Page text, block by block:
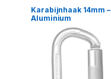
Karabijnhaak 14mm –
Aluminium